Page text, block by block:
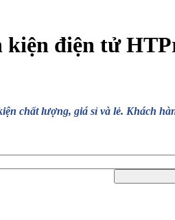
kiện điện tử
chất lượng, giá sỉ và lẻ. Khách